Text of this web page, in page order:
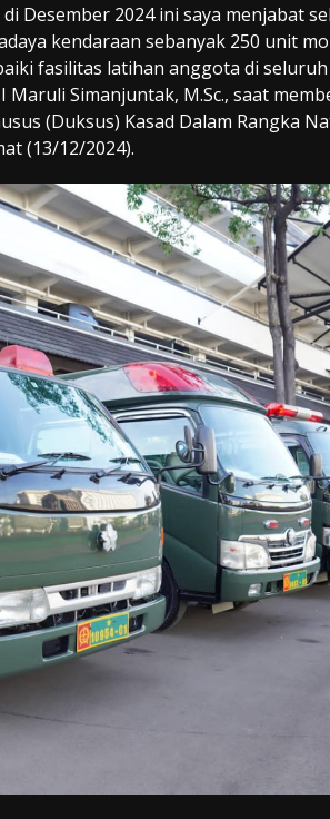
Desember 2024 ini saya menjabat
kendaraan sebanyak 250 unit
fasilitas latihan anggota di
Maruli Simanjuntak, M.Sc., saat
(Duksus) Kasad Dalam Rangka
(13/12/2024).